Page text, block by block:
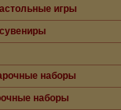
игры
наборы
наборы